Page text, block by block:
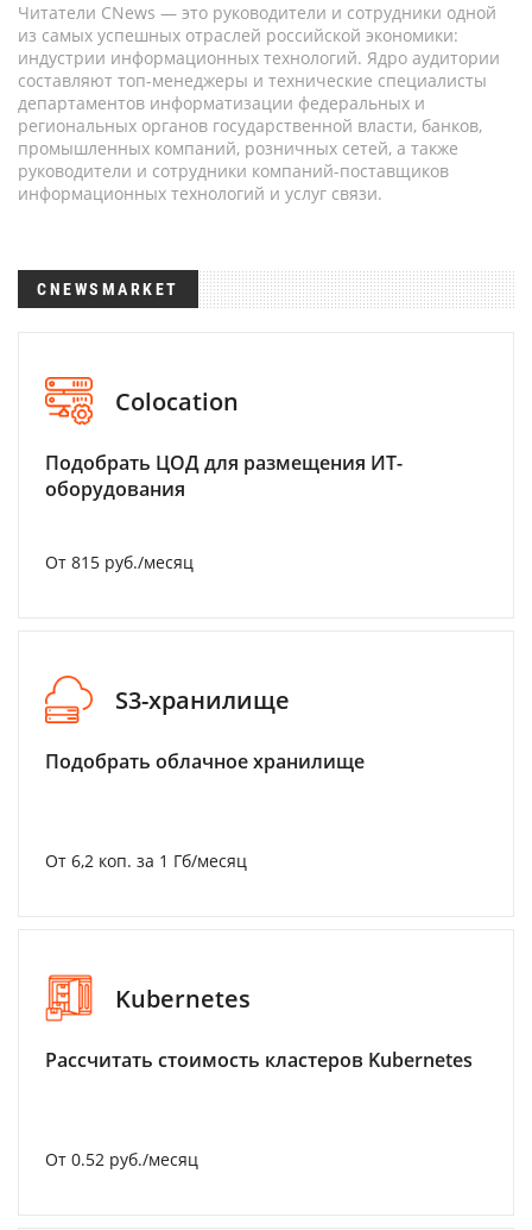
Читатели CNews — это руководители и сотрудники одной
из самых успешных отраслей российской экономики:
индустрии информационных технологий. Ядро аудитории
составляют топ-менеджеры и технические специалисты
департаментов информатизации федеральных и
региональных органов государственной власти, банков,
промышленных компаний, розничных сетей, а также
руководители и сотрудники компаний-поставщиков
информационных технологий и услуг связи.
CNEWSMARKET
Colocation
Подобрать ЦОД для размещения ИТ-
оборудования
От 815 руб./месяц
S3-хранилище
Подобрать облачное хранилище
От 6,2 коп. за 1 Гб/месяц
Kubernetes
Рассчитать стоимость кластеров Kubernetes
От 0.52 руб./месяц